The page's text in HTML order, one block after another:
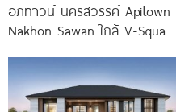
อภิทาวน์ นครสวรรค์ Apitown
Nakhon Sawan ใกล้ V-Square